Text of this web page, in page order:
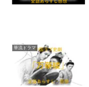
華流ドラマ